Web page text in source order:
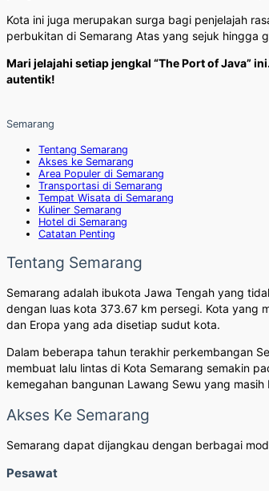
Kota ini juga merupakan surga bagi penjelajah
perbukitan di Semarang Atas yang sejuk hingga
Mari jelajahi setiap jengkal “The Port of Java”
autentik!
Semarang
Tentang Semarang
Akses ke Semarang
Area Populer di Semarang
Transportasi di Semarang
Tempat Wisata di Semarang
Kuliner Semarang
Hotel di Semarang
Catatan Penting
Tentang Semarang
Semarang adalah ibukota Jawa Tengah yang
dengan luas kota 373.67 km persegi. Kota yang
dan Eropa yang ada disetiap sudut kota.
Dalam beberapa tahun terakhir perkembangan
membuat lalu lintas di Kota Semarang semakin
kemegahan bangunan Lawang Sewu yang
Akses Ke Semarang
Semarang dapat dijangkau dengan berbagai
Pesawat